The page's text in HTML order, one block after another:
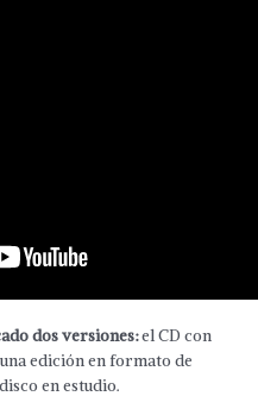
dos versiones:el CD con
edición en formato de
en estudio.